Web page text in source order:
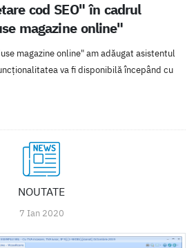
cod SEO" în cadrul
magazine online"
magazine online" am adăugat asistentul
va fi disponibilă începând cu
NOUTATE
7 Ian 2020